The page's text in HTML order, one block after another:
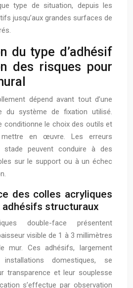
type de situation, depuis les
jusqu’aux grandes surfaces de
du type d’adhésif
des risques pour
dépend avant tout d’une
du système de fixation utilisé.
conditionne le choix des outils et
en œuvre. Les erreurs
stade peuvent conduire à des
sur le support ou à un échec
des colles acryliques
structuraux
double-face présentent
visible de 1 à 3 millimètres
mur. Ces adhésifs, largement
domestiques, se
transparence et leur souplesse
s’effectue par observation